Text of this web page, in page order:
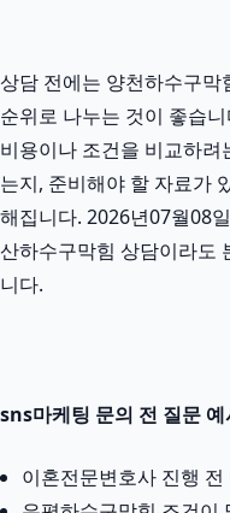
상담 전에는 양천하수구막
순위로 나누는 것이 좋습
비용이나 조건을 비교하
는지, 준비해야 할 자료가
해집니다. 2026년07월08
산하수구막힘 상담이라도
니다.
sns마케팅 문의 전 질문
이혼전문변호사 진행